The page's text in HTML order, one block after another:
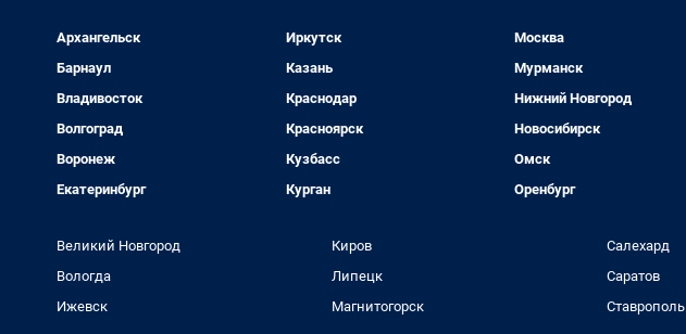
Архангельск
Барнаул
Владивосток
Волгоград
Воронеж
Екатеринбург
Иркутск
Казань
Краснодар
Красноярск
Кузбасс
Курган
Москва
Мурманск
Нижний Новгород
Новосибирск
Омск
Оренбург
Великий Новгород
Вологда
Ижевск
Киров
Липецк
Магнитогорск
Салехард
Саратов
Ставрополь